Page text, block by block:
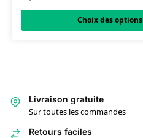
Choix des options
Livraison gratuite
Sur toutes les commandes
Retours faciles